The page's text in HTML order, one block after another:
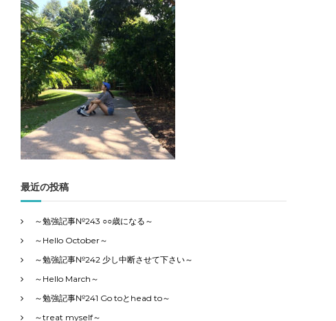
勉
強
記
事
の
4
カ
テ
ゴ
リ
ー
す
最近の投稿
～勉強記事№243 ○○歳になる～
～Hello October～
～勉強記事№242 少し中断させて下さい～
～Hello March～
～勉強記事№241 Go toとhead to～
～treat myself～